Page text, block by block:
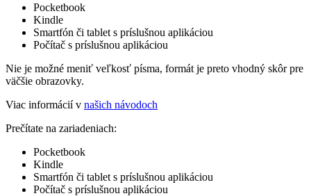
Pocketbook
Kindle
Smartfón či tablet s príslušnou aplikáciou
Počítač s príslušnou aplikáciou
Nie je možné meniť veľkosť písma, formát je preto vhodný skôr pre
väčšie obrazovky.
Viac informácií v našich návodoch
Prečítate na zariadeniach:
Pocketbook
Kindle
Smartfón či tablet s príslušnou aplikáciou
Počítač s príslušnou aplikáciou